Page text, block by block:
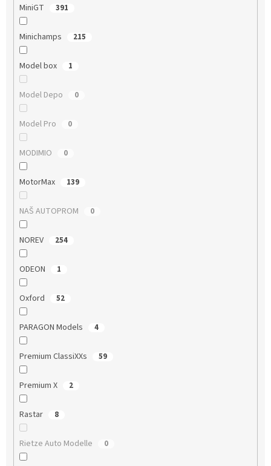
MiniGT 391
Minichamps 215
Model box 1
Model Depo 0
Model Pro 0
MODIMIO 0
MotorMax 139
NAŠ AUTOPROM 0
NOREV 254
ODEON 1
Oxford 52
PARAGON Models 4
Premium ClassiXXs 59
Premium X 2
Rastar 8
Rietze Auto Modelle 0